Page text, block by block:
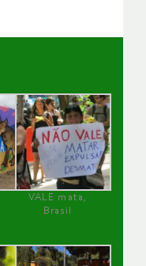
VALE mata,
Brasil